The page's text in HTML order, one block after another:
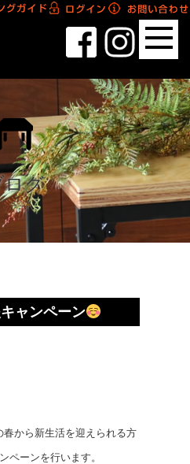
ログ
ャンペーン
から新生活を迎えられる方
ペーンを行います。